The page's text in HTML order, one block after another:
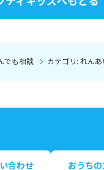
でも相談 カテゴリ: れんあ
合わせ おうち